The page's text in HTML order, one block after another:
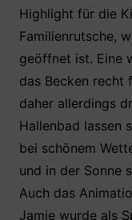
Highlight für die
Familienrutsche,
geöffnet ist. Eine
das Becken recht
daher allerdings
Hallenbad lassen
bei schönem
und in der Sonne
Auch das
Jamie wurde als